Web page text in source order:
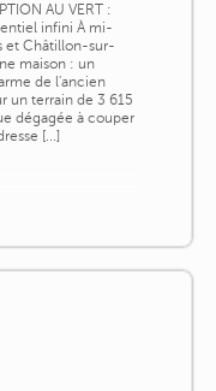
AU VERT :
infini À mi-
et Châtillon-sur-
maison : un
de l'ancien
un terrain de 3 615
dégagée à couper
[...]